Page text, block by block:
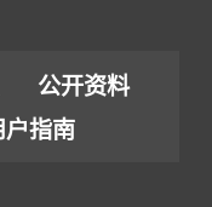
公开资料
户指南